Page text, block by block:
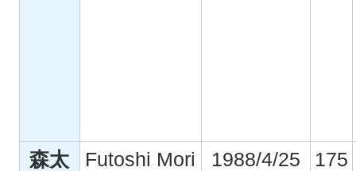
森太
Futoshi Mori 1988/4/25 175